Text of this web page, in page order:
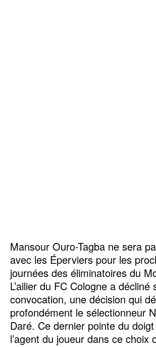
Mansour Ouro-Tagba ne sera
avec les Éperviers pour les
journées des éliminatoires du
L’ailier du FC Cologne a décliné
convocation, une décision qui
profondément le sélectionneur
Daré. Ce dernier pointe du doigt
l’agent du joueur dans ce choix